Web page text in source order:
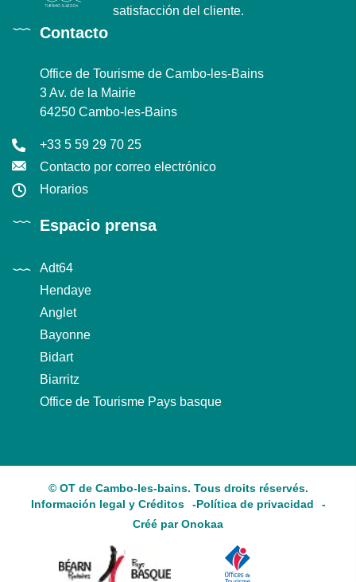
satisfacción del cliente.
Contacto
Office de Tourisme de Cambo-les-Bains
3 Av. de la Mairie
64250 Cambo-les-Bains
+33 5 59 29 70 25
Contacto por correo electrónico
Horarios
Espacio prensa
Adt64
Hendaye
Anglet
Bayonne
Bidart
Biarritz
Office de Tourisme Pays basque
© OT de Cambo-les-bains. Tous droits réservés.
Información legal y Créditos
Política de privacidad
Créé par Onokaa